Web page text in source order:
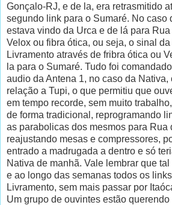
Gonçalo-RJ, e de la, era retrasmitido
segundo link para o Sumaré. No caso
estava vindo da Urca e de lá para
Velox ou fibra ótica, ou seja, o sinal
Livramento através de fribra ótica ou
la para o Sumaré. Tudo foi
audio da Antena 1, no caso da Nativa,
relação a Tupi, o que permitiu que
em tempo recorde, sem muito
de forma tradicional, reprogramando
as parabolicas dos mesmos para Rua
reajustando mesas e compressores,
entrado a madrugada a dentro e só
Nativa de manhã. Vale lembrar que
e ao longo das semanas todos os
Livramento, sem mais passar por
Um grupo de ouvintes estão